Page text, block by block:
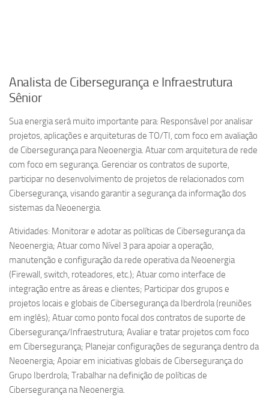
Analista de Cibersegurança e Infraestrutura
Sênior
Sua energia será muito importante para: Responsável por analisar
projetos, aplicações e arquiteturas de TO/TI, com foco em avaliação
de Cibersegurança para Neoenergia. Atuar com arquitetura de rede
com foco em segurança. Gerenciar os contratos de suporte,
participar no desenvolvimento de projetos de relacionados com
Cibersegurança, visando garantir a segurança da informação dos
sistemas da Neoenergia.
Atividades: Monitorar e adotar as políticas de Cibersegurança da
Neoenergia; Atuar como Nível 3 para apoiar a operação,
manutenção e configuração da rede operativa da Neoenergia
(Firewall, switch, roteadores, etc.); Atuar como interface de
integração entre as áreas e clientes; Participar dos grupos e
projetos locais e globais de Cibersegurança da Iberdrola (reuniões
em inglês); Atuar como ponto focal dos contratos de suporte de
Cibersegurança/Infraestrutura; Avaliar e tratar projetos com foco
em Cibersegurança; Planejar configurações de segurança dentro da
Neoenergia; Apoiar em iniciativas globais de Cibersegurança do
Grupo Iberdrola; Trabalhar na definição de políticas de
Cibersegurança na Neoenergia.